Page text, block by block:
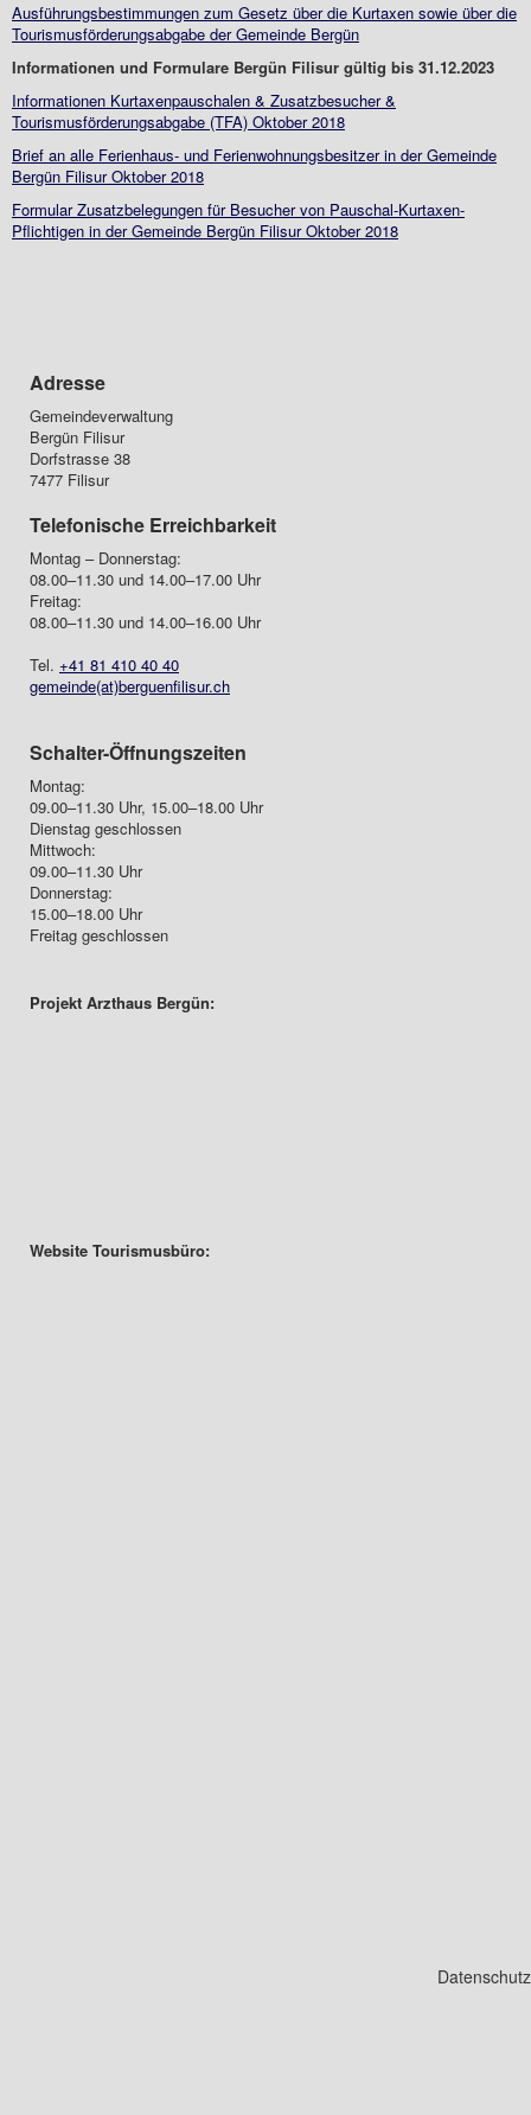
Ausführungsbestimmungen zum Gesetz über die Kurtaxen sowie über die
Tourismusförderungsabgabe der Gemeinde Bergün
Informationen und Formulare Bergün Filisur gültig bis 31.12.2023
Informationen Kurtaxenpauschalen & Zusatzbesucher &
Tourismusförderungsabgabe (TFA) Oktober 2018
Brief an alle Ferienhaus- und Ferienwohnungsbesitzer in der Gemeinde
Bergün Filisur Oktober 2018
Formular Zusatzbelegungen für Besucher von Pauschal-Kurtaxen-
Pflichtigen in der Gemeinde Bergün Filisur Oktober 2018
Adresse
Gemeindeverwaltung
Bergün Filisur
Dorfstrasse 38
7477 Filisur
Telefonische Erreichbarkeit
Montag – Donnerstag:
08.00–11.30 und 14.00–17.00 Uhr
Freitag:
08.00–11.30 und 14.00–16.00 Uhr
Tel. +41 81 410 40 40
gemeinde(at)berguenfilisur.ch
Schalter-Öffnungszeiten
Montag:
09.00–11.30 Uhr, 15.00–18.00 Uhr
Dienstag geschlossen
Mittwoch:
09.00–11.30 Uhr
Donnerstag:
15.00–18.00 Uhr
Freitag geschlossen
Projekt Arzthaus Bergün:
Website Tourismusbüro:
Datenschutz